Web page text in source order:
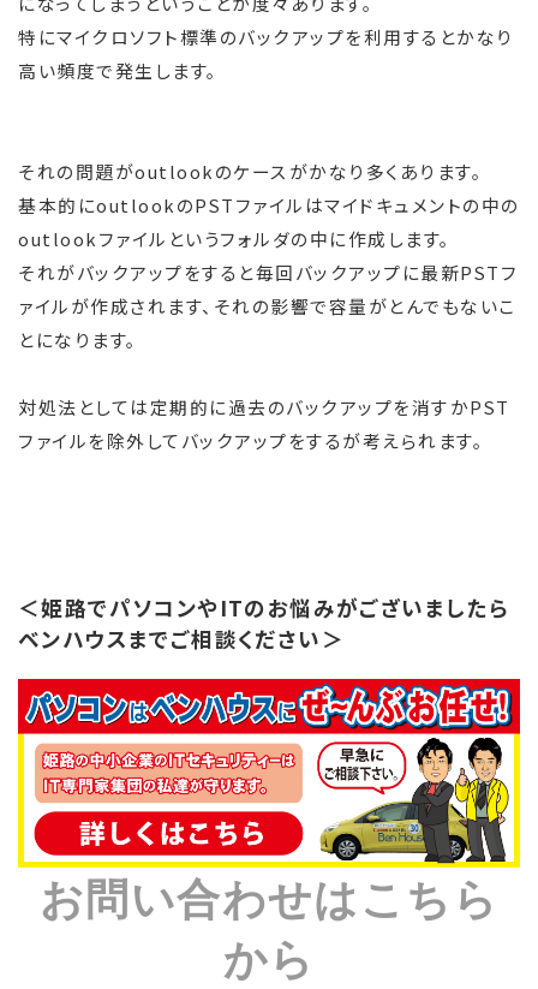
特にマイクロソフト標準のバックアップを利用するとかなり
高い頻度で発生します。
それの問題がoutlookのケースがかなり多くあります。
基本的にoutlookのPSTファイルはマイドキュメントの中の
outlookファイルというフォルダの中に作成します。
それがバックアップをすると毎回バックアップに最新PSTフ
ァイルが作成されます、それの影響で容量がとんでもないこ
とになります。
対処法としては定期的に過去のバックアップを消すかPST
ファイルを除外してバックアップをするが考えられます。
＜姫路でパソコンやITのお悩みがございましたら
ベンハウスまでご相談ください＞
お問い合わせはこちら
から